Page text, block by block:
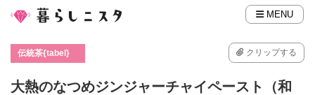
MENU
伝統茶{tabel} クリップする
大熱のなつめジンジャーチャイペースト（和